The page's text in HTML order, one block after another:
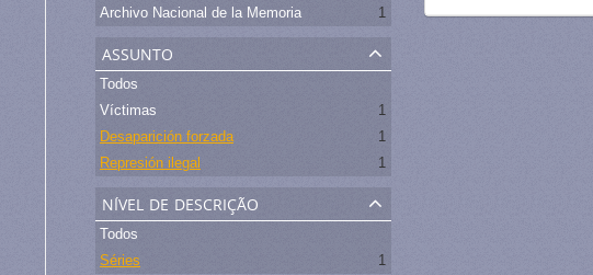
Archivo Nacional de la Memoria
1
assunto
Todos
Víctimas
1
Desaparición forzada
1
Represión ilegal
1
nível de descrição
Todos
Séries
1